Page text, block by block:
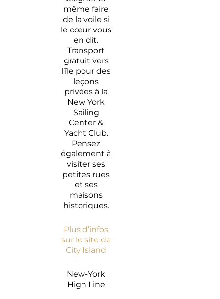
même faire
de la voile si
le cœur vous
en dit.
Transport
gratuit vers
l’île pour des
leçons
privées à la
New York
Sailing
Center &
Yacht Club.
Pensez
également à
visiter ses
petites rues
et ses
maisons
historiques.
Plus d’infos
sur le site de
City Island
New-York
High Line